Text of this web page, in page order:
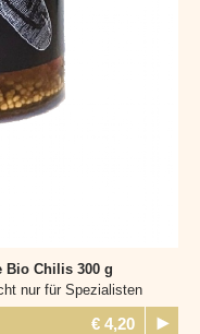
Bio Chilis 300 g
nur für Spezialisten
€ 4,20